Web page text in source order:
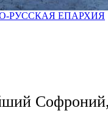
РУССКАЯ ЕПАРХИЯ